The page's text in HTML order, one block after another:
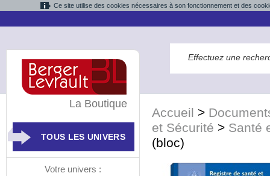
Ce site utilise des cookies nécessaires à son fonctionnement et des
Accueil >
et Sécurité > Santé
(bloc)
La Boutique
TOUS LES UNIVERS
Votre univers :